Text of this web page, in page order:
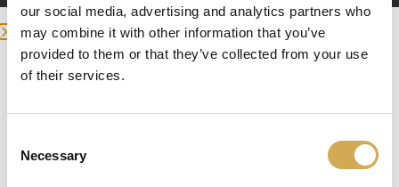
our social media, advertising and analytics partners who
may combine it with other information that you’ve
provided to them or that they’ve collected from your use
of their services.
Selection
Necessary
Entspannung in der Wanne mit einem zusätzlichen
Hauch von Luxus.
Mit dem gleichen Eisenvitriol behandelt wie die
Badewanne.we detected you are at , continue ?
Enter your delivery location